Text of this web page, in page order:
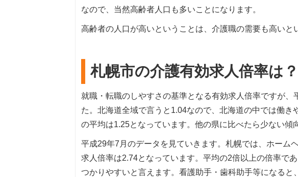
なので、当然高齢者人口も多いことになります。
高齢者の人口が高いということは、介護職の需要も高いと
札幌市の介護有効求人倍率は？
就職・転職のしやすさの基準となる有効求人倍率ですが、
た。北海道全域で言うと1.04なので、北海道の中では働き
の平均は1.25となっています。他の県に比べたら少ない傾
平成29年7月のデータを見ていきます。札幌では、ホーム
求人倍率は2.74となっています。平均の2倍以上の倍率で
つかりやすいと言えます。看護助手・歯科助手等になる